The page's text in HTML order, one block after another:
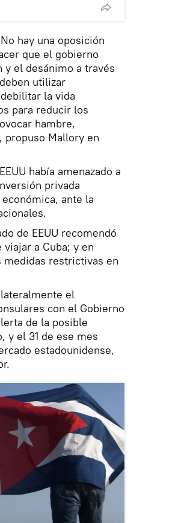
hay una oposición
que el gobierno
y el desánimo a través
utilizar
la vida
para reducir los
hambre,
propuso Mallory en
había amenazado a
privada
ante la
de EEUU recomendó
a Cuba; y en
medidas restrictivas en
el
con el Gobierno
de la posible
y el 31 de ese mes
estadounidense,